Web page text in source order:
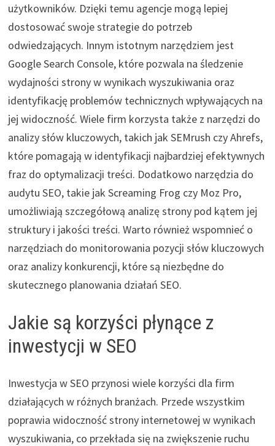
użytkowników. Dzięki temu agencje mogą lepiej
dostosować swoje strategie do potrzeb
odwiedzających. Innym istotnym narzędziem jest
Google Search Console, które pozwala na śledzenie
wydajności strony w wynikach wyszukiwania oraz
identyfikację problemów technicznych wpływających na
jej widoczność. Wiele firm korzysta także z narzędzi do
analizy słów kluczowych, takich jak SEMrush czy Ahrefs,
które pomagają w identyfikacji najbardziej efektywnych
fraz do optymalizacji treści. Dodatkowo narzędzia do
audytu SEO, takie jak Screaming Frog czy Moz Pro,
umożliwiają szczegółową analizę strony pod kątem jej
struktury i jakości treści. Warto również wspomnieć o
narzędziach do monitorowania pozycji słów kluczowych
oraz analizy konkurencji, które są niezbędne do
skutecznego planowania działań SEO.
Jakie są korzyści płynące z
inwestycji w SEO
Inwestycja w SEO przynosi wiele korzyści dla firm
działających w różnych branżach. Przede wszystkim
poprawia widoczność strony internetowej w wynikach
wyszukiwania, co przekłada się na zwiększenie ruchu